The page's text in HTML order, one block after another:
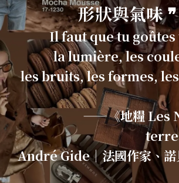
形狀與氣味
Il faut que tu goûtes
la lumière, les
les bruits, les formes,
——《地糧 Les
André Gide｜法國作家、諾